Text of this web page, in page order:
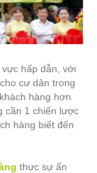
hấp dẫn, với
cư dân trong
hàng hơn
cần 1 chiến lược
hàng biết đến
thực sự ấn